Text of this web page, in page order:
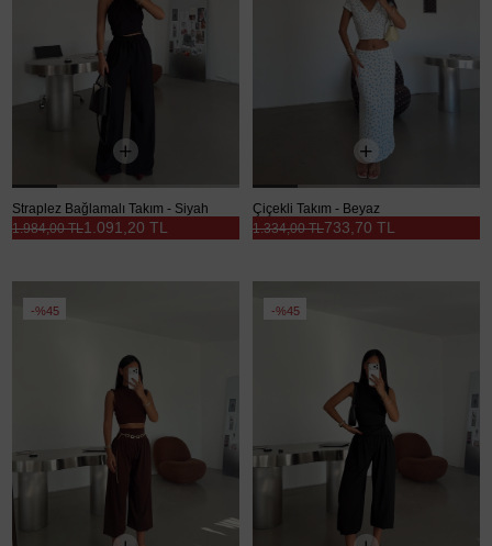
Straplez Bağlamalı Takım - Siyah
1.091,20 TL
1.984,00 TL
Çiçekli Takım - Beyaz
733,70 TL
1.334,00 TL
%45 %45